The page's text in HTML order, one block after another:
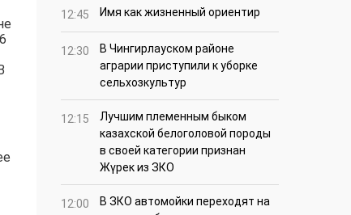
12:45 Имя как жизненный ориентир
12:30
В Чингирлауском районе
аграрии приступили к уборке
сельхозкультур
12:15
Лучшим племенным быком
казахской белоголовой породы
в своей категории признан
Жүрек из ЗКО
12:00
В ЗКО автомойки переходят на